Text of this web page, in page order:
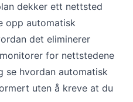
dekker ett nettsted
opp automatisk
det eliminerer
for nettstedene
se hvordan automatisk
uten å kreve at du